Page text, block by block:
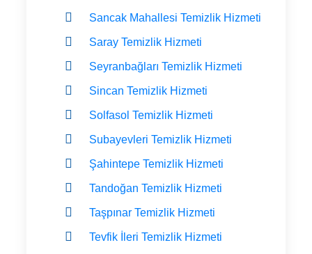
Sancak Mahallesi Temizlik Hizmeti
Saray Temizlik Hizmeti
Seyranbağları Temizlik Hizmeti
Sincan Temizlik Hizmeti
Solfasol Temizlik Hizmeti
Subayevleri Temizlik Hizmeti
Şahintepe Temizlik Hizmeti
Tandoğan Temizlik Hizmeti
Taşpınar Temizlik Hizmeti
Tevfik İleri Temizlik Hizmeti